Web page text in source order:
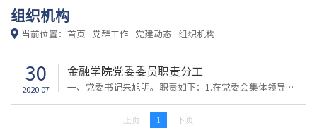
组织机构
当前位置：首页 -党群工作- 党建动态-组织机构
30
2020.07
金融学院党委委员职责分工
一、党委书记朱旭明。职责如下：1.在党委会集体领导下，贯彻执行民主集中制原则，发挥学院党委政治核心作用，全面主持学院党委工作，认真履行党建工作第一责任人职责；2.全面负责学院意识形态工作，了解掌握党员的思想、工作和学习情况，充分调动全体人员的积极性和创造性；3.研究安排学院党委工作，检查督促工作计划、决议的贯彻落实。负责召集党委会和党员大会，按时向党委会、党员大会和学校党委报告工作，及时听取党员群众...
上页 1 下页